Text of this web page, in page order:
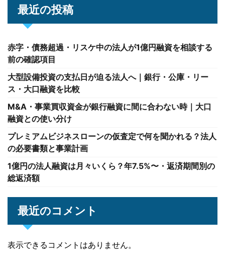
最近の投稿
赤字・債務超過・リスケ中の法人が1億円融資を相談する
前の確認項目
大型設備投資の支払日が迫る法人へ｜銀行・公庫・リー
ス・大口融資を比較
M&A・事業買収資金が銀行融資に間に合わない時｜大口
融資との使い分け
プレミアムビジネスローンの仮査定で何を聞かれる？法人
の必要書類と事業計画
1億円の法人融資は月々いくら？年7.5%〜・返済期間別の
総返済額
最近のコメント
表示できるコメントはありません。